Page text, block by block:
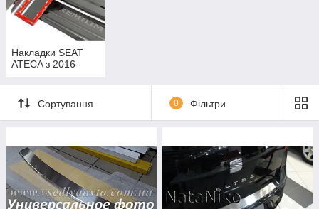
Накладки SEAT
ATECA з 2016-
Сортування 0 Фільтри